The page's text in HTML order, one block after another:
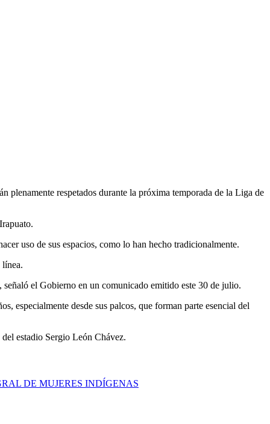
plenamente respetados durante la próxima temporada de la Liga de
uso de sus espacios, como lo han hecho tradicionalmente.
el Gobierno en un comunicado emitido este 30 de julio.
especialmente desde sus palcos, que forman parte esencial del
estadio Sergio León Chávez.
DE MUJERES INDÍGENAS